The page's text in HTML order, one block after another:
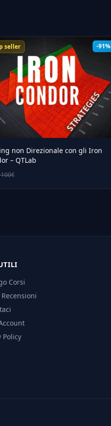
-91%
seller
non Direzionale con gli Iron
– QTLab
Corsi
Policy